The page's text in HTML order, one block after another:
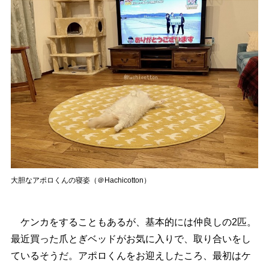
大胆なアポロくんの寝姿（＠Hachicotton）
ケンカをすることもあるが、基本的には仲良しの2匹。
最近買った爪とぎベッドがお気に入りで、取り合いをし
ているそうだ。アポロくんをお迎えしたころ、最初はケ